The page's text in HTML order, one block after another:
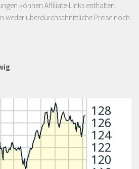
können Affiliate-Links enthalten.
weder überdurchschnittliche Preise noch